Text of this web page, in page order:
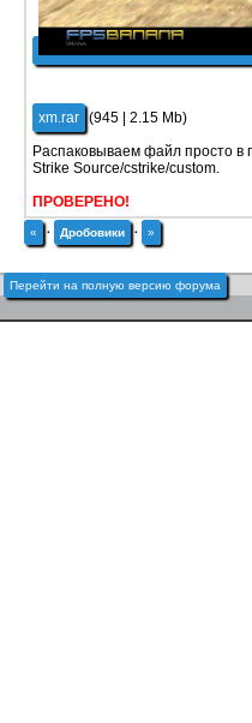
xm.rar (945 | 2.15 Mb)
Распаковываем файл просто в
Strike Source/cstrike/custom.
ПРОВЕРЕНО!
« · Дробовики · »
Перейти на полную версию форума